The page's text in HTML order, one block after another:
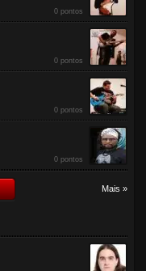
0 pontos
0 pontos
0 pontos
0 pontos
Mais »